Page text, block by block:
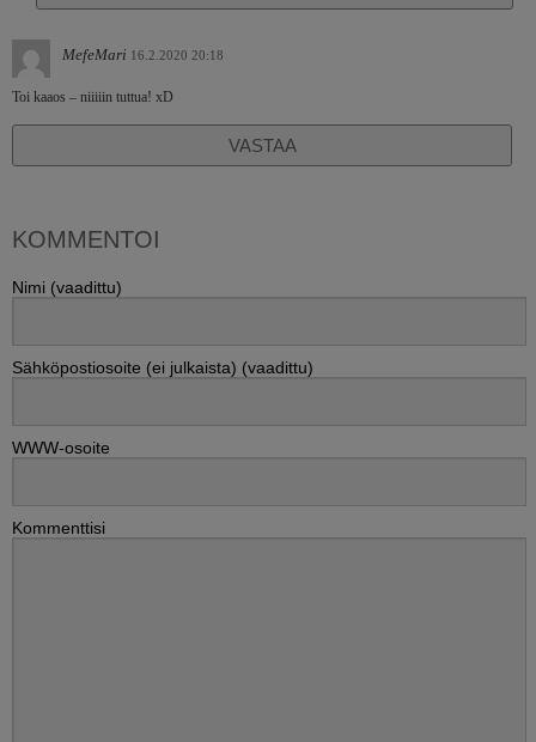
MefeMari 16.2.2020 20:18
Toi kaaos – niiiiin tuttua! xD
VASTAA
KOMMENTOI
Nimi (vaadittu)
Sähköpostiosoite (ei julkaista) (vaadittu)
WWW-osoite
Kommenttisi